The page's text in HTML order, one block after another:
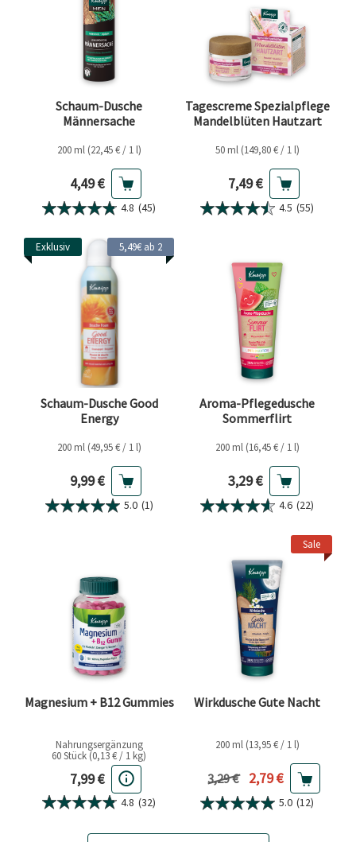
Schaum-Dusche
Männersache
200 ml (22,45 € / 1 l)
Aktueller Preis
4,49 €
4.8 (45)
Tagescreme Spezialpflege
Mandelblüten Hautzart
50 ml (149,80 € / 1 l)
Aktueller Preis
7,49 €
4.5 (55)
5,49€ ab 2
Exklusiv
Schaum-Dusche Good
Energy
200 ml (49,95 € / 1 l)
Aktueller Preis
9,99 €
5.0 (1)
Aroma-Pflegedusche
Sommerflirt
200 ml (16,45 € / 1 l)
Aktueller Preis
3,29 €
4.6 (22)
Magnesium + B12 Gummies
Nahrungsergänzung
60 Stück (0,13 € / 1 kg)
Aktueller Preis
7,99 €
4.8 (32)
Sale
Wirkdusche Gute Nacht
200 ml (13,95 € / 1 l)
Vorheriger Preis
3,29 € Aktueller Preis
2,79 €
5.0 (12)